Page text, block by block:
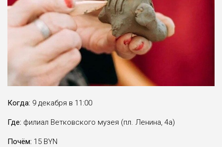
Когда: 9 декабря в 11:00
Где: филиал Ветковского музея (пл. Ленина, 4а)
Почём: 15 BYN